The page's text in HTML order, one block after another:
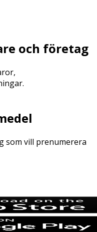
och företag
som vill prenumerera